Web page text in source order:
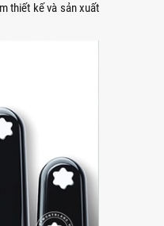
thiết kế và sản xuất